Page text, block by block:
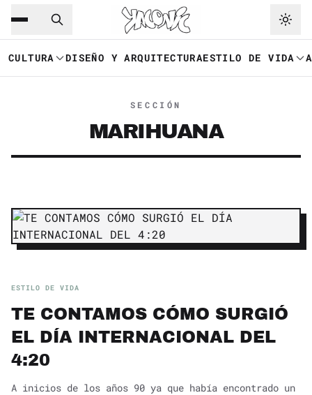
Saltar al contenido principal
CULTURA DISEÑO Y ARQUITECTURAESTILO DE VIDA
SECCIÓN
MARIHUANA
ESTILO DE VIDA
TE CONTAMOS CÓMO SURGIÓ
EL DÍA INTERNACIONAL DEL
4:20
A inicios de los años 90 ya que había encontrado un